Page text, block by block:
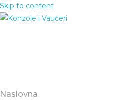
Skip to content
Naslovna